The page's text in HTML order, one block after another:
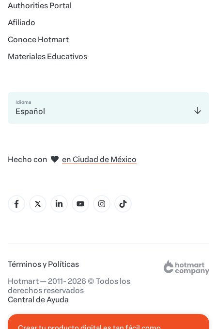
Authorities Portal
Afiliado
Conoce Hotmart
Materiales Educativos
Idioma
Español
Hecho con
en Ciudad de México
Términos y Políticas
Hotmart — 2011- 2026 © Todos los
derechos reservados
Central de Ayuda